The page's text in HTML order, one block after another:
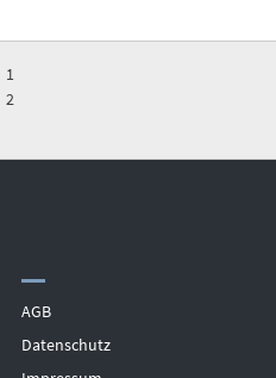
1
2
AGB
Datenschutz